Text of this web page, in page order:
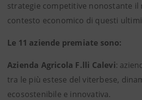
strategie competitive nonostante il
contesto economico di questi
Le 11 aziende premiate sono:
Azienda Agricola F.lli Calevi:
tra le più estese del viterbese,
ecosostenibile e innovativa.